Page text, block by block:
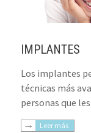
IMPLANTES
Los implantes
técnicas más
personas que
Leer más